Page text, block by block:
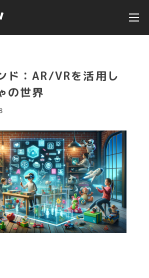
ド：AR/VRを活用し
の世界